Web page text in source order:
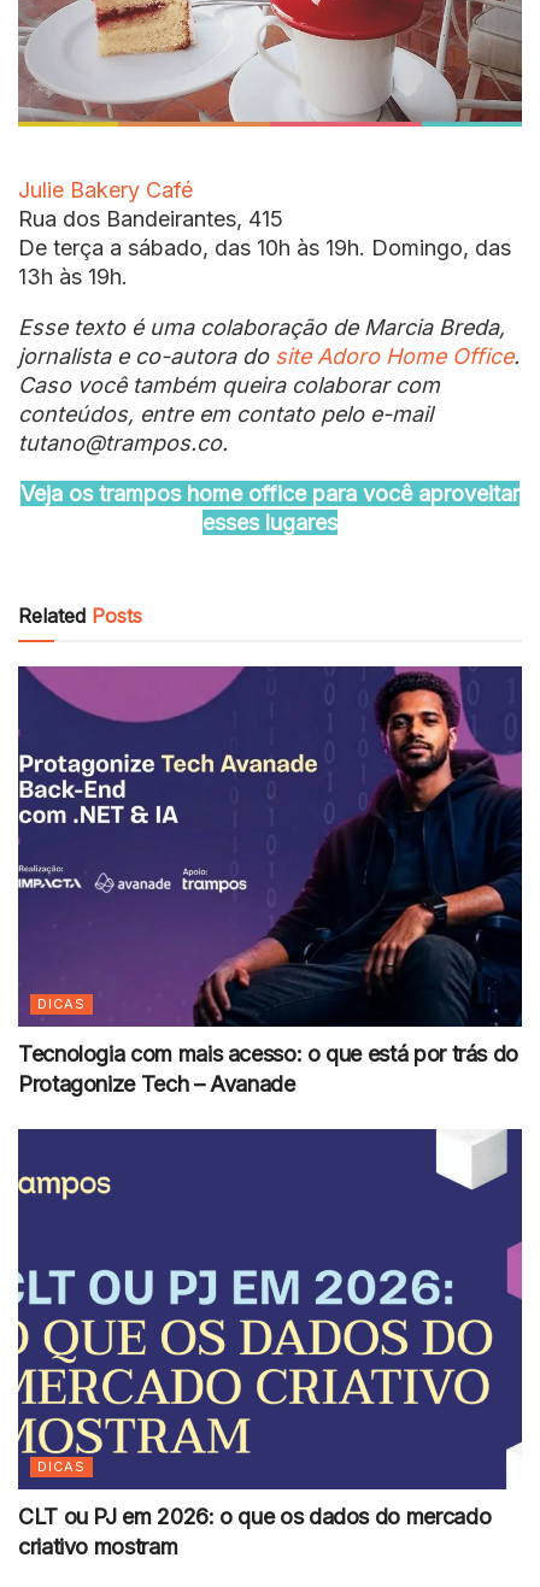
Julie Bakery Café
Rua dos Bandeirantes, 415
De terça a sábado, das 10h às 19h. Domingo, das
13h às 19h.
Esse texto é uma colaboração de Marcia Breda,
jornalista e co-autora do site Adoro Home Office.
Caso você também queira colaborar com
conteúdos, entre em contato pelo e-mail
tutano@trampos.co.
Veja os trampos home office para você aproveitar
esses lugares
Related Posts
DICAS
Tecnologia com mais acesso: o que está por trás do
Protagonize Tech – Avanade
DICAS
CLT ou PJ em 2026: o que os dados do mercado
criativo mostram